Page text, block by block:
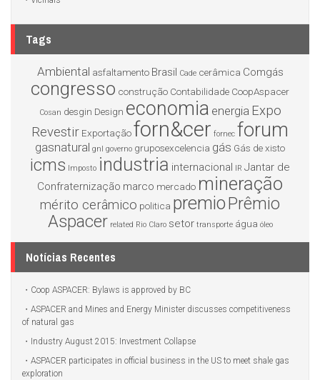
Tags
Ambiental asfaltamento Brasil Cade cerâmica Comgás
congresso construção Contabilidade CoopAspacer
Cosan desgin Design economia energia Expo
Revestir Exportaçãoforn&cer fornec forum
gasnatural gnl governo gruposexcelencia gás Gás de xisto
icms Imposto industria internacional IR Jantar de
Confraternização marco mercado mineração
mérito cerâmico politica premioPrêmio
Aspacer related Rio Claro setor transporte água óleo
Notícias Recentes
Coop ASPACER: Bylaws is approved by BC
ASPACER and Mines and Energy Minister discusses competitiveness
of natural gas
Industry August 2015: Investment Collapse
ASPACER participates in official business in the US to meet shale gas
exploration